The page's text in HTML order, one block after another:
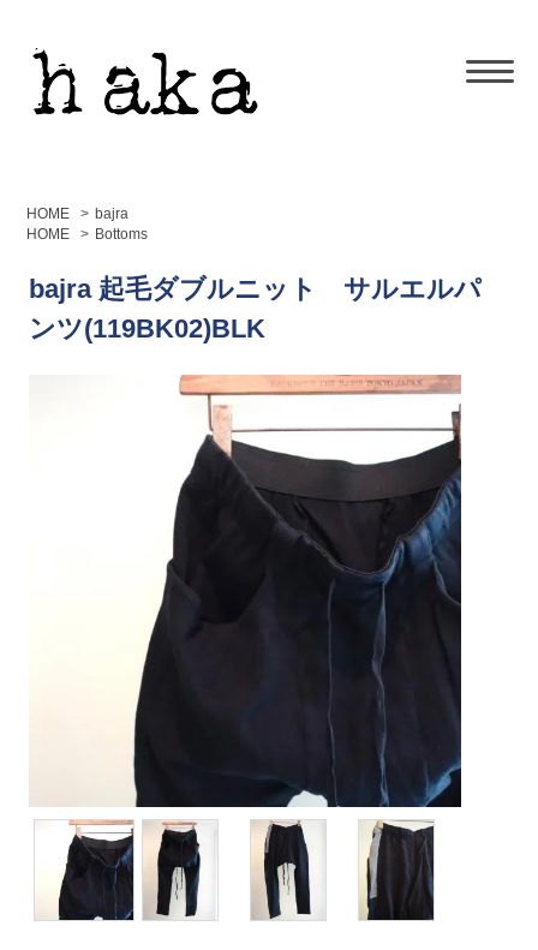
HOME > bajra
HOME
> Bottoms
bajra 起毛ダブルニット サルエルパ
ンツ(119BK02)BLK